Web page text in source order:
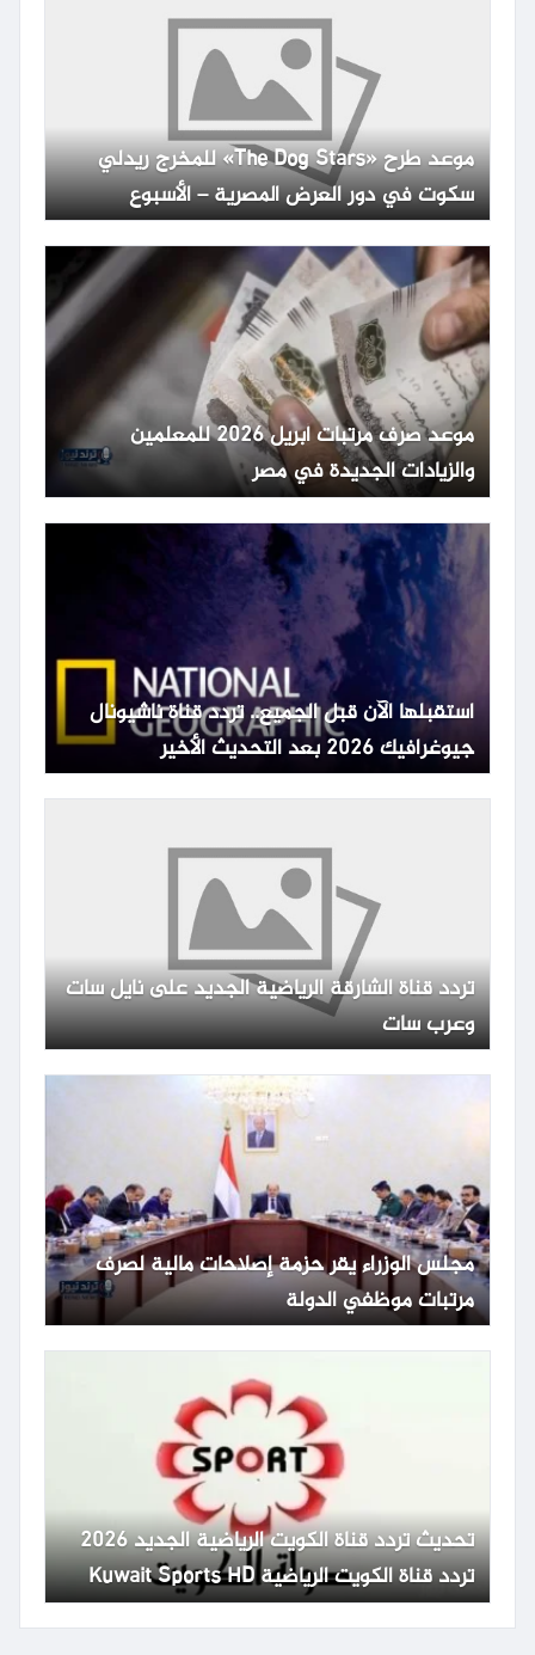
موعد طرح «The Dog Stars» للمخرج ريدلي
سكوت في دور العرض المصرية – الأسبوع
موعد صرف مرتبات أبريل 2026 للمعلمين
والزيادات الجديدة في مصر
استقبلها الآن قبل الجميع.. تردد قناة ناشيونال
جيوغرافيك 2026 بعد التحديث الأخير
تردد قناة الشارقة الرياضية الجديد على نايل سات
وعرب سات
مجلس الوزراء يقر حزمة إصلاحات مالية لصرف
مرتبات موظفي الدولة
تحديث تردد قناة الكويت الرياضية الجديد 2026
تردد قناة الكويت الرياضية Kuwait Sports HD
65